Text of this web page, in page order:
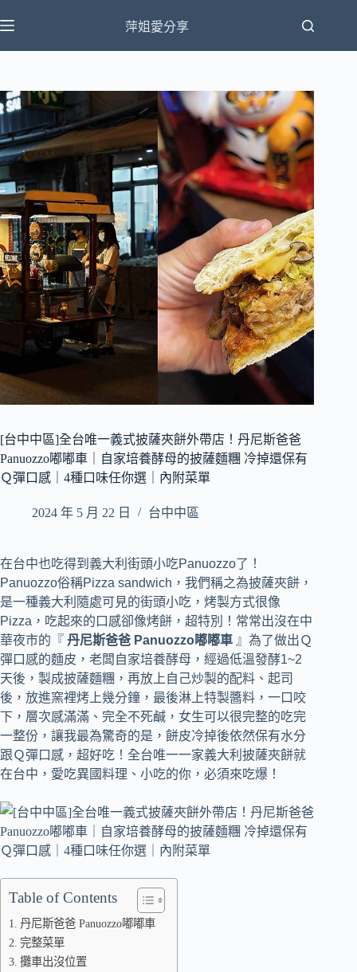
至
主
容
萍姐愛分享
[台中中區]全台唯一義式披薩夾餅外帶店！丹尼斯爸爸
Panuozzo嘟嘟車｜自家培養酵母的披薩麵糰 冷掉還保有
Ｑ彈口感｜4種口味任你選｜內附菜單
2024 年 5 月 22 日 台中中區
在台中也吃得到義大利街頭小吃Panuozzo了！
Panuozzo俗稱Pizza sandwich，我們稱之為披薩夾餅，
是一種義大利隨處可見的街頭小吃，烤製方式很像
Pizza，吃起來的口感卻像烤餅，超特別！常常出沒在中
華夜市的『 丹尼斯爸爸 Panuozzo嘟嘟車 』為了做出Ｑ
彈口感的麵皮，老闆自家培養酵母，經過低溫發酵1~2
天後，製成披薩麵糰，再放上自己炒製的配料、起司
後，放進窯裡烤上幾分鐘，最後淋上特製醬料，一口咬
下，層次感滿滿、完全不死鹹，女生可以很完整的吃完
一整份，讓我最為驚奇的是，餅皮冷掉後依然保有水分
跟Ｑ彈口感，超好吃！全台唯一一家義大利披薩夾餅就
在台中，愛吃異國料理、小吃的你，必須來吃爆！
Table of Contents
丹尼斯爸爸 Panuozzo嘟嘟車
完整菜單
攤車出沒位置